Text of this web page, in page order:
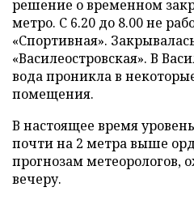
решение о временном
метро. С 6.20 до 8.00 не
«Спортивная».
«Василеостровская». В
вода проникла в
помещения.
В настоящее время
почти на 2 метра выше
прогнозам метеорологов,
вечеру.